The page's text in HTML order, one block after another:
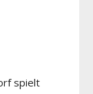
spielt